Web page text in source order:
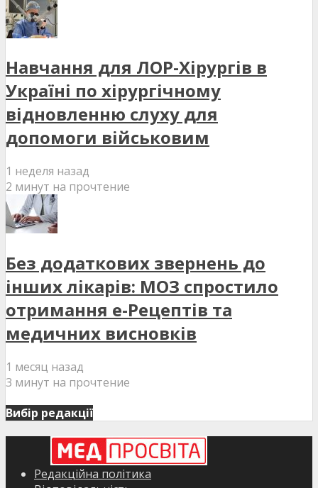
Навчання для ЛОР-Хірургів в
Україні по хірургічному
відновленню слуху для
допомоги військовим
1 неделя назад
2 минут на прочтение
Без додаткових звернень до
інших лікарів: МОЗ спростило
отримання е-Рецептів та
медичних висновків
1 месяц назад
3 минут на прочтение
Вибір редакції
Редакційна політика